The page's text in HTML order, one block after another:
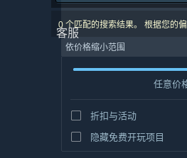
客服
0 个匹配的搜索结果。 根据您的
依价格缩小范围
任意价
折扣与活动
隐藏免费开玩项目